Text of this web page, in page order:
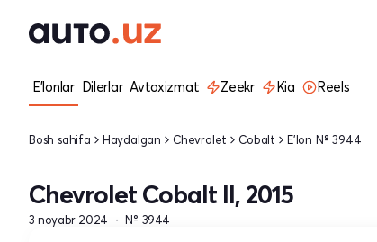
E'lonlar Dilerlar Avtoxizmat Zeekr Kia Reels
Bosh sahifa Haydalgan Chevrolet Cobalt E'lon № 3944
Chevrolet Cobalt II, 2015
3 noyabr 2024 № 3944